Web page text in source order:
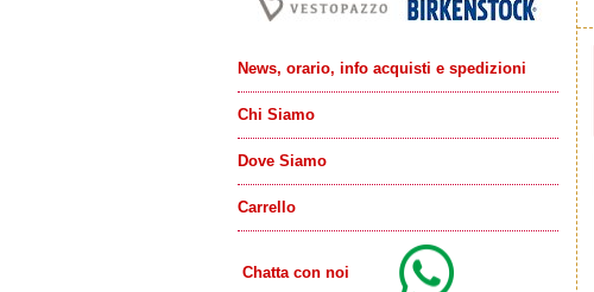
News, orario, info acquisti e spedizioni
Chi Siamo
Dove Siamo
Carrello
Chatta con noi